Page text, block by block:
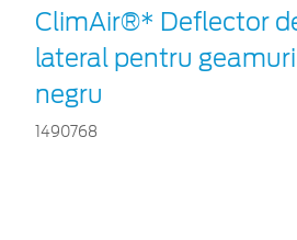
ClimAir®* Deflector
lateral pentru
negru
1490768